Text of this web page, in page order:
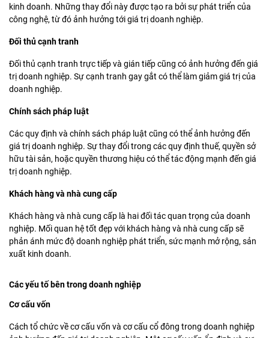
kinh doanh. Những thay đổi này được tạo ra bởi sự phát triển của
công nghệ, từ đó ảnh hưởng tới giá trị doanh nghiệp.
Đối thủ cạnh tranh
Đối thủ cạnh tranh trực tiếp và gián tiếp cũng có ảnh hưởng đến giá
trị doanh nghiệp. Sự cạnh tranh gay gắt có thể làm giảm giá trị của
doanh nghiệp.
Chính sách pháp luật
Các quy định và chính sách pháp luật cũng có thể ảnh hưởng đến
giá trị doanh nghiệp. Sự thay đổi trong các quy định thuế, quyền sở
hữu tài sản, hoặc quyền thương hiệu có thể tác động mạnh đến giá
trị doanh nghiệp.
Khách hàng và nhà cung cấp
Khách hàng và nhà cung cấp là hai đối tác quan trọng của doanh
nghiệp. Mối quan hệ tốt đẹp với khách hàng và nhà cung cấp sẽ
phản ánh mức độ doanh nghiệp phát triển, sức mạnh mở rộng, sản
xuất kinh doanh.
Các yếu tố bên trong doanh nghiệp
Cơ cấu vốn
Cách tổ chức về cơ cấu vốn và cơ cấu cổ đông trong doanh nghiệp